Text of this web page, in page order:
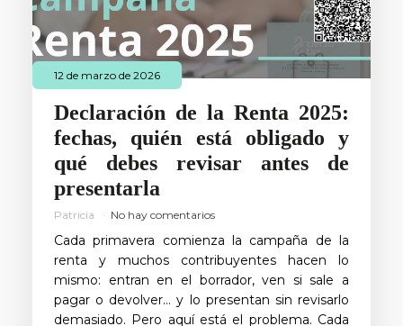
12 de marzo de 2026
Declaración de la Renta 2025:
fechas, quién está obligado y
qué debes revisar antes de
presentarla
Patricia No hay comentarios
Cada primavera comienza la campaña de la
renta y muchos contribuyentes hacen lo
mismo: entran en el borrador, ven si sale a
pagar o devolver… y lo presentan sin revisarlo
demasiado. Pero aquí está el problema. Cada